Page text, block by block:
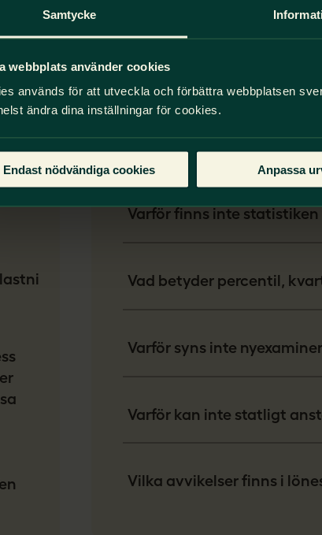
Samtycke
webbplats använder cookies
används för att utveckla och förbättra webbplatsen
ändra dina inställningar för cookies.
Endast nödvändiga cookies Anpassa
Varifrån kommer
Varför syns inte statistik
Varför finns inte statistiken
Vad betyder percentil,
Varför syns inte
Varför kan inte statligt
Vilka avvikelser finns i